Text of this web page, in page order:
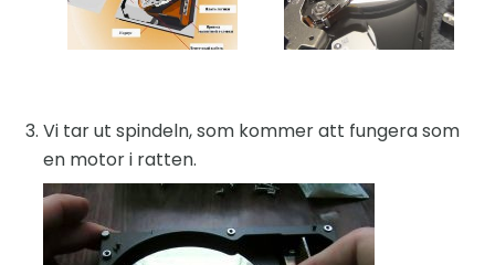
Vi tar ut spindeln, som kommer att fungera som
en motor i ratten.